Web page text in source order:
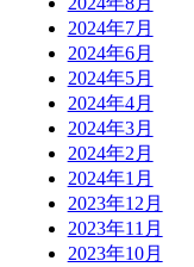
2024年7月
2024年6月
2024年5月
2024年4月
2024年3月
2024年2月
2024年1月
2023年12月
2023年11月
2023年10月